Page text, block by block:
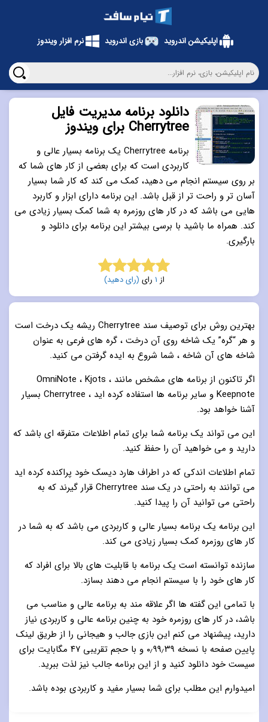
دانلود برنامه مدیریت فایل
Cherrytree برای ویندوز
برنامه Cherrytree یک برنامه بسیار عالی و
کاربردی است که برای بعضی از کار های شما که
بر روی سیستم انجام می دهید، کمک می کند که کار شما بسیار
آسان تر و راحت تر از قبل باشد. این برنامه دارای ابزار و کاربرد
هایی می باشد که در کار های روزمره به شما کمک بسیار زیادی می
کند. همراه ما باشید با برسی بیشتر این برنامه برای دانلود و
بارگیری.
5.0 از 5 از 1 رای (رای دهید)
بهترین روش برای توصیف سند Cherrytree ریشه یک درخت است
و هر “گره” یک شاخه روی آن درخت ، گره های فرعی به عنوان
شاخه های آن شاخه ، شما شروع به ایده گرفتن می کنید.
اگر تاکنون از برنامه های مشخص مانند OmniNote ، Kjots ،
Keepnote و سایر برنامه ها استفاده کرده اید ، Cherrytree بسیار
آشنا خواهد بود.
این می تواند یک برنامه شما برای تمام اطلاعات متفرقه ای باشد که
دارید و می خواهید آن را حفظ کنید.
تمام اطلاعات اندکی که در اطراف هارد دیسک خود پراکنده کرده اید
می توانند به راحتی در یک سند Cherrytree قرار گیرند که به
راحتی می توانید آن را پیدا کنید.
این برنامه یک برنامه بسیار عالی و کاربردی می باشد که به شما در
کار های روزمره کمک بسیار زیادی می کند.
سازنده توانسته است یک برنامه با قابلیت های بالا برای افراد که
کار های خود را با سیستم انجام می دهند بسازد.
با تمامی این گفته ها اگر علاقه مند به برنامه عالی و مناسب می
باشد، در کار های روزمره خود به چنین برنامه عالی و کاربردی نیاز
دارید، پیشنهاد می کنم این بازی جالب و هیجانی را از طریق لینک
پایین صفحه با نسخه ۰٫۹۹٫۳۹ و با حجم تقریبی ۴۷ مگابایت برای
سیست خود دانلود کنید و از این برنامه جالب نیز لذت ببرید.
امیدوارم این مطلب برای شما بسیار مفید و کاربردی بوده باشد.
اپلیکیشن اندروید بازی اندروید نرم افزار ویندوز